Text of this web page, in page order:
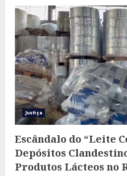
Justiça
Escândalo do “Leite
Depósitos
Produtos Lácteos no